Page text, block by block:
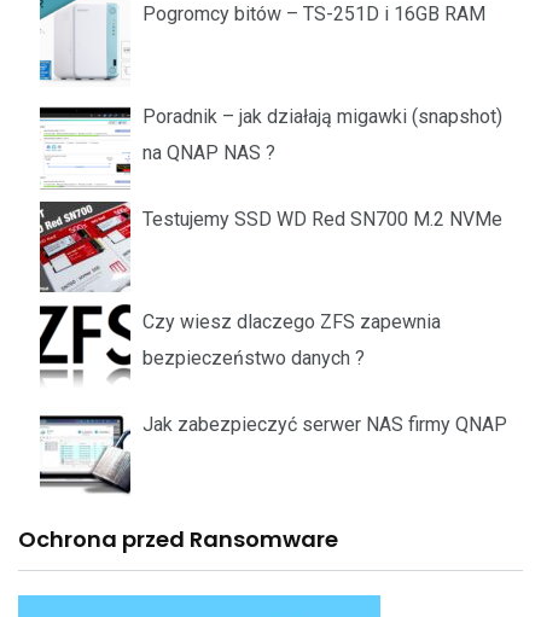
Pogromcy bitów – TS-251D i 16GB RAM
Poradnik – jak działają migawki (snapshot)
na QNAP NAS ?
Testujemy SSD WD Red SN700 M.2 NVMe
Czy wiesz dlaczego ZFS zapewnia
bezpieczeństwo danych ?
Jak zabezpieczyć serwer NAS firmy QNAP
Ochrona przed Ransomware